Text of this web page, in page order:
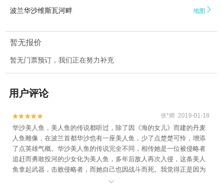
波兰华沙维斯瓦河畔 地图 
暂无报价
暂无门票预订，我们正在努力补充
用户评论

 张*师 2019-01-18
华沙美人鱼，美人鱼的传说都听过，除了因《海的女儿》而建的丹麦
人鱼雕像，在波兰首都华沙也有一座美人鱼，少了点楚楚可怜，增添
了点英雄气概。华沙美人鱼的传说完全不同，相传她是一位被侵略者
追赶而勇敢投河的少女化为美人鱼，多年后敌人再次入侵，这条美人
鱼拿起武器，击败侵略者，而她自己也因战斗而死。我觉得正是因为
它能表现波兰民族坚贞不屈的性格，所以500多年来一直是华沙的象
